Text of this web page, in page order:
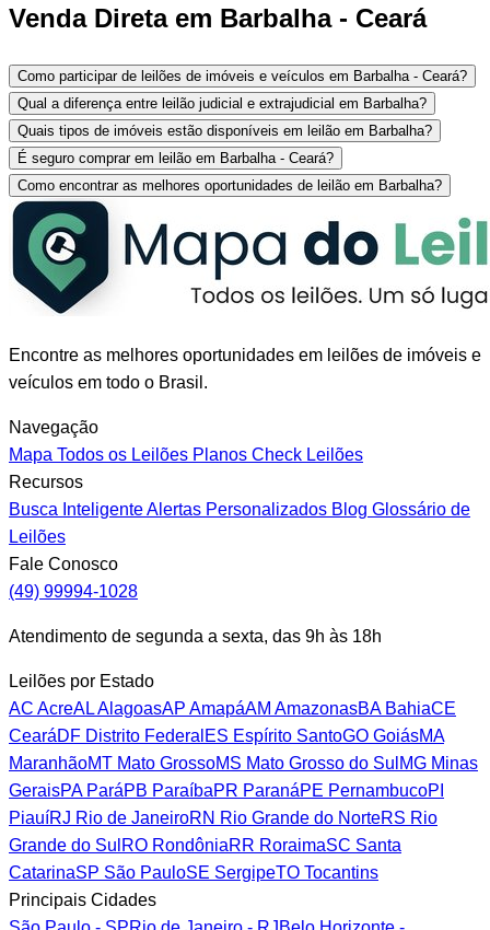
Venda Direta em Barbalha - Ceará
Como participar de leilões de imóveis e veículos em Barbalha - Ceará?
Qual a diferença entre leilão judicial e extrajudicial em Barbalha?
Quais tipos de imóveis estão disponíveis em leilão em Barbalha?
É seguro comprar em leilão em Barbalha - Ceará?
Como encontrar as melhores oportunidades de leilão em Barbalha?
Encontre as melhores oportunidades em leilões de imóveis e
veículos em todo o Brasil.
Navegação
Mapa Todos os Leilões Planos Check Leilões
Recursos
Busca InteligenteAlertas Personalizados Blog Glossário de
Leilões
Fale Conosco
(49) 99994-1028
Atendimento de segunda a sexta, das 9h às 18h
Leilões por Estado
AC AcreALAlagoasAP AmapáAM AmazonasBABahiaCE
CearáDF Distrito Federal ES Espírito SantoGO GoiásMA
MaranhãoMT Mato GrossoMS Mato Grosso do Sul MG Minas
GeraisPAParáPB ParaíbaPR ParanáPE PernambucoPI
PiauíRJ Rio de JaneiroRN Rio Grande do NorteRS Rio
Grande do Sul RO RondôniaRR RoraimaSC Santa
CatarinaSP São PauloSE SergipeTO Tocantins
Principais Cidades